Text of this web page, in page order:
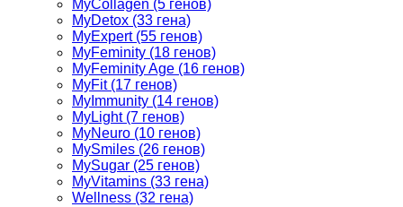
MyCollagen (5 генов)
MyDetox (33 гена)
MyExpert (55 генов)
MyFeminity (18 генов)
MyFeminity Age (16 генов)
MyFit (17 генов)
MyImmunity (14 генов)
MyLight (7 генов)
MyNeuro (10 генов)
MySmiles (26 генов)
MySugar (25 генов)
MyVitamins (33 гена)
Wellness (32 гена)